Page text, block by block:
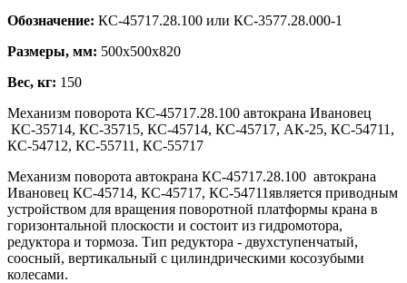
Обозначение: КС-45717.28.100 или КС-3577.28.000-1
Размеры, мм: 500х500х820
Вес, кг: 150
Механизм поворота КС-45717.28.100 автокрана Ивановец
КС-35714, КС-35715, КС-45714, КС-45717, АК-25, КС-54711,
КС-54712, КС-55711, КС-55717
Механизм поворота автокрана КС-45717.28.100 автокрана
Ивановец КС-45714, КС-45717, КС-54711является приводным
устройством для вращения поворотной платформы крана в
горизонтальной плоскости и состоит из гидромотора,
редуктора и тормоза. Тип редуктора - двухступенчатый,
соосный, вертикальный с цилиндрическими косозубыми
колесами.